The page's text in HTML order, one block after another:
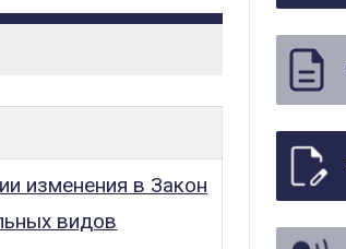
изменения в Закон
видов